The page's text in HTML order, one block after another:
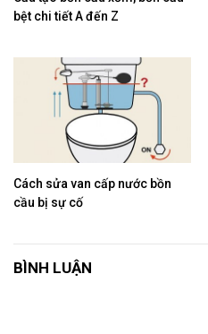
bệt chi tiết A đến Z
Cách sửa van cấp nước bồn
cầu bị sự cố
BÌNH LUẬN